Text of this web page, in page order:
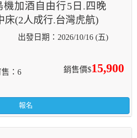
機加酒自由行5日.四晚
床(2人成行.台灣虎航)
2026/10/16 (五)
銷售價$15,900
售 6
報名